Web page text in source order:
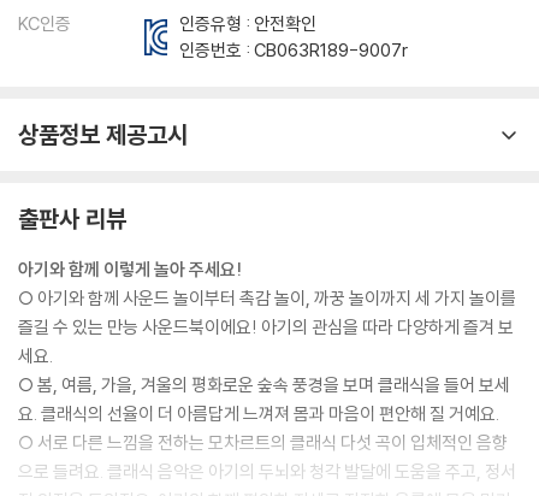
KC인증
인증유형 : 안전확인
인증번호 :CB063R189-9007r
상품정보 제공고시
출판사 리뷰
아기와 함께 이렇게 놀아 주세요!
○ 아기와 함께 사운드 놀이부터 촉감 놀이, 까꿍 놀이까지 세 가지 놀이를
즐길 수 있는 만능 사운드북이에요! 아기의 관심을 따라 다양하게 즐겨 보
세요.
○ 봄, 여름, 가을, 겨울의 평화로운 숲속 풍경을 보며 클래식을 들어 보세
요. 클래식의 선율이 더 아름답게 느껴져 몸과 마음이 편안해 질 거예요.
○ 서로 다른 느낌을 전하는 모차르트의 클래식 다섯 곡이 입체적인 음향
으로 들려요. 클래식 음악은 아기의 두뇌와 청각 발달에 도움을 주고, 정서